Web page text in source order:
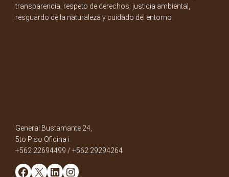
transparencia, respeto de derechos, justicia ambiental,
resguardo de la naturaleza y cuidado del entorno.
General Bustamante 24,
5to Piso Oficina i.
+562 22694499 / +562 29294264